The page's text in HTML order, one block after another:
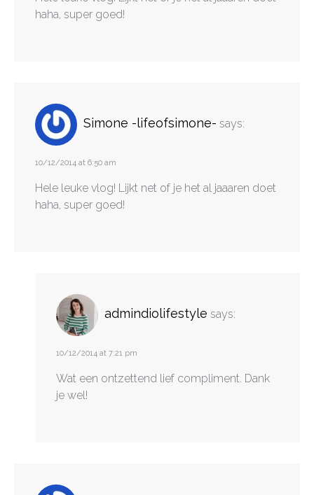
haha, super goed!
Simone -lifeofsimone- says:
10/12/2014 at 6:50 am
Hele leuke vlog! Lijkt net of je het al jaaaren doet
haha, super goed!
admindiolifestyle says:
10/12/2014 at 7:21 pm
Wat een ontzettend lief compliment. Dank
je wel!